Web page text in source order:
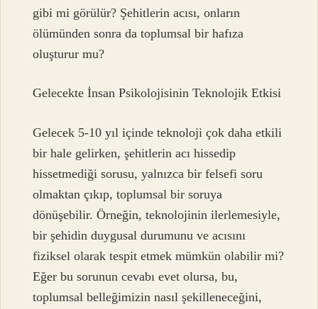
gibi mi görülür? Şehitlerin acısı, onların
ölümünden sonra da toplumsal bir hafıza
oluşturur mu?
Gelecekte İnsan Psikolojisinin Teknolojik Etkisi
Gelecek 5-10 yıl içinde teknoloji çok daha etkili
bir hale gelirken, şehitlerin acı hissedip
hissetmediği sorusu, yalnızca bir felsefi soru
olmaktan çıkıp, toplumsal bir soruya
dönüşebilir. Örneğin, teknolojinin ilerlemesiyle,
bir şehidin duygusal durumunu ve acısını
fiziksel olarak tespit etmek mümkün olabilir mi?
Eğer bu sorunun cevabı evet olursa, bu,
toplumsal belleğimizin nasıl şekilleneceğini,